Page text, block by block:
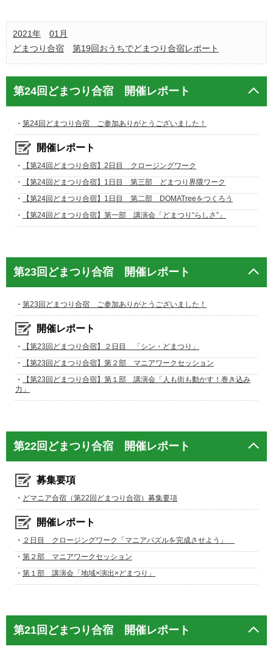
2021年
01月
どまつり合宿
第19回おうちでどまつり合宿レポート
第24回どまつり合宿 開催レポート
・ 第24回どまつり合宿 ご参加ありがとうございました！
開催レポート
・
【第24回どまつり合宿】2日目 クロージングワーク
・
【第24回どまつり合宿】1日目 第三部 どまつり界隈ワーク
・
【第24回どまつり合宿】1日目 第二部 DOMATreeをつくろう
・
【第24回どまつり合宿】第一部 講演会「どまつり“らしさ”」
第23回どまつり合宿 開催レポート
・ 第23回どまつり合宿 ご参加ありがとうございました！
開催レポート
・
【第23回どまつり合宿】２日目 「シン・どまつり」
・
【第23回どまつり合宿】第２部 マニアワークセッション
・
【第23回どまつり合宿】第１部 講演会「人も街も動かす！巻き込み
力」
第22回どまつり合宿 開催レポート
募集要項
・ どマニア合宿（第22回どまつり合宿）募集要項
開催レポート
・ ２日目 クロージングワーク「マニアパズルを完成させよう」
・ 第２部 マニアワークセッション
・ 第１部 講演会「地域×演出×どまつり」
第21回どまつり合宿 開催レポート